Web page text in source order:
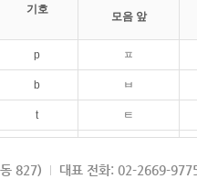
기호
모음 앞
p ㅍ
b ㅂ
t ㅌ
k ㅋ
827) 대표 전화: 02-2669-